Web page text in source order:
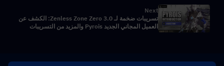
Next
تسريبات ضخمة لـ Zenless Zone Zero 3.0: الكشف عن
العميل المجاني الجديد Pyrois والمزيد من التسريبات